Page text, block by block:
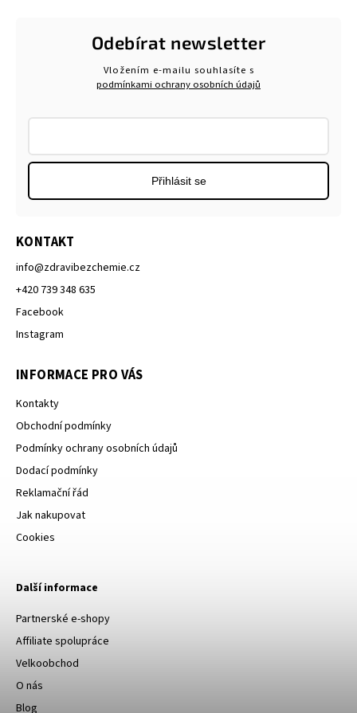
KONTAKT
info@zdravibezchemie.cz
+420 739 348 635
Facebook
Instagram
INFORMACE PRO VÁS
Kontakty
Obchodní podmínky
Podmínky ochrany osobních údajů
Dodací podmínky
Reklamační řád
Jak nakupovat
Cookies
Odebírat newsletter
Vložením e-mailu souhlasíte s
podmínkami ochrany osobních údajů
Přihlásit se
Další informace
Partnerské e-shopy
Affiliate spolupráce
Velkoobchod
O nás
Blog